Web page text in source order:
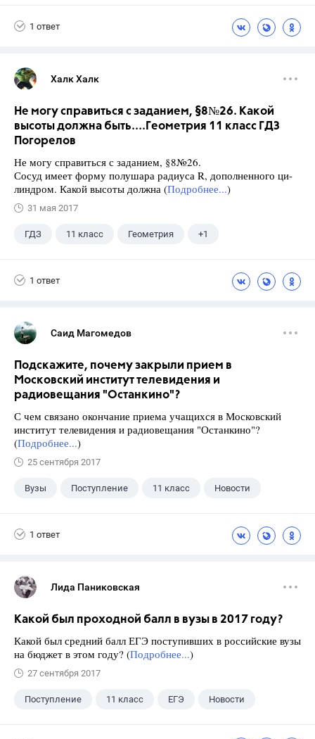
1 ответ
Халк Халк
Не могу справиться с заданием, §8№26. Какой
высоты должна быть....Геометрия 11 класс ГДЗ
Погорелов
Не могу справиться с заданием, §8№26.
Сосуд имеет форму полушара радиуса R, дополненного ци-
линдром. Какой высоты должна (Подробнее...)
31 мая 2017
ГДЗ 11 класс Геометрия +1
1 ответ
Саид Магомедов
Подскажите, почему закрыли прием в
Московский институт телевидения и
радиовещания "Останкино"?
С чем связано окончание приема учащихся в Московский
институт телевидения и радиовещания "Останкино"?
(Подробнее...)
25 сентября 2017
Вузы Поступление 11 класс Новости
1 ответ
Лида Паниковская
Какой был проходной балл в вузы в 2017 году?
Какой был средний балл ЕГЭ поступивших в российские вузы
на бюджет в этом году? (Подробнее...)
27 сентября 2017
Поступление 11 класс ЕГЭ Новости